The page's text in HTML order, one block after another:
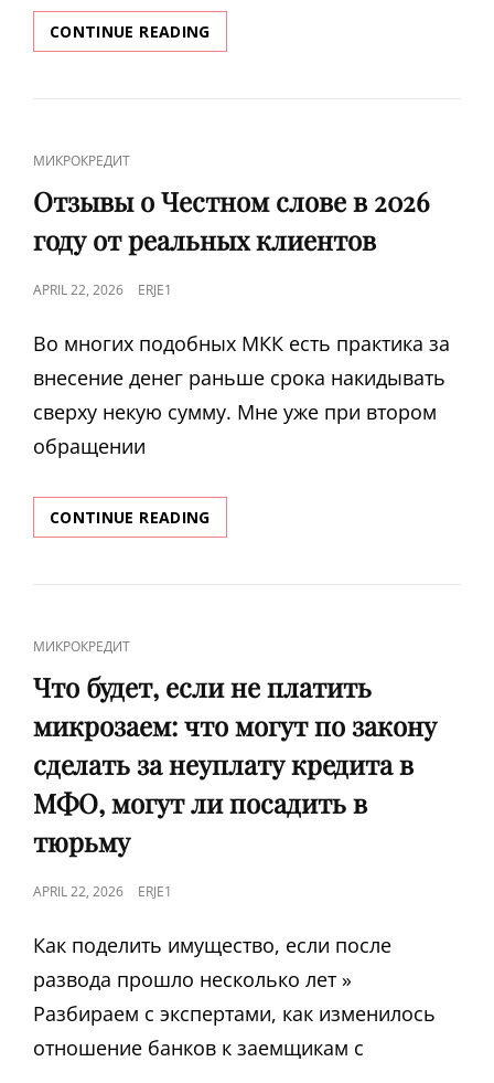
CONTINUE READINGЗАЙМЫ
С
КРЕДИТНОЙ
255
ПРЕДЛОЖЕНИЙ
ВЗЯТЬ
В
ИРКУТСКЕ
CAT
LINKS
МИКРОКРЕДИТ
Отзывы о Честном слове в 2026
году от реальных клиентов
POSTED
APRIL 22, 2026 ERJE1
Во многих подобных МКК есть практика за
внесение денег раньше срока накидывать
сверху некую сумму. Мне уже при втором
обращении
CONTINUE READINGОТЗЫВЫ
О
СЛОВЕ
ОТ
РЕАЛЬНЫХ
КЛИЕНТОВ
CAT
LINKS
МИКРОКРЕДИТ
Что будет, если не платить
микрозаем: что могут по закону
сделать за неуплату кредита в
МФО, могут ли посадить в
тюрьму
POSTED
APRIL 22, 2026 ERJE1
Как поделить имущество, если после
развода прошло несколько лет »
Разбираем с экспертами, как изменилось
отношение банков к заемщикам с